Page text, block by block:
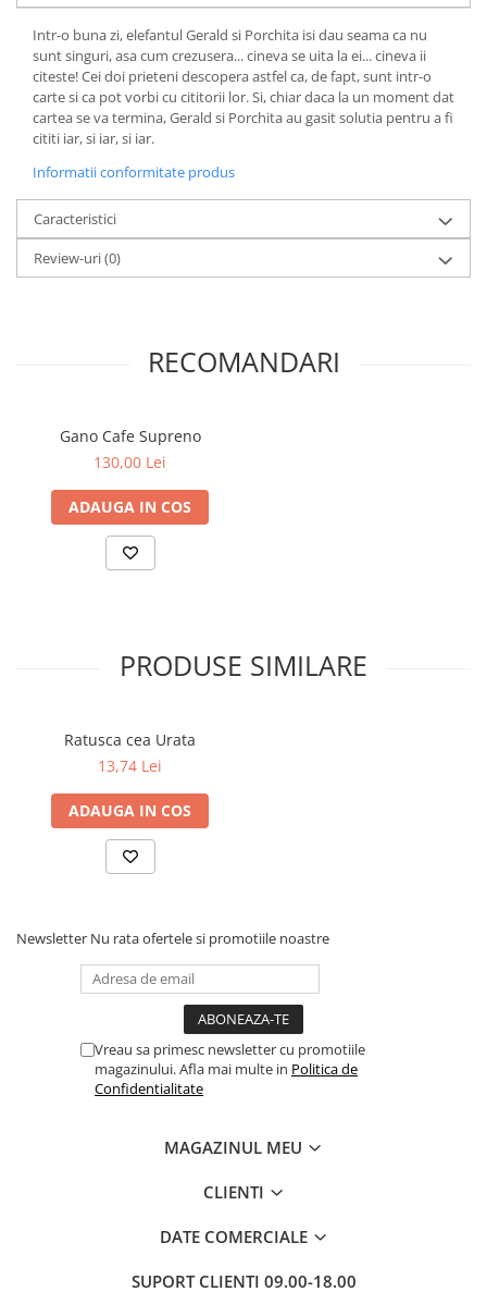
Intr-o buna zi, elefantul Gerald si Porchita isi dau seama ca nu
sunt singuri, asa cum crezusera... cineva se uita la ei... cineva ii
citeste! Cei doi prieteni descopera astfel ca, de fapt, sunt intr-o
carte si ca pot vorbi cu cititorii lor. Si, chiar daca la un moment dat
cartea se va termina, Gerald si Porchita au gasit solutia pentru a fi
cititi iar, si iar, si iar.
Informatii conformitate produs
Caracteristici
Review-uri(0)
RECOMANDARI
Gano Cafe Supreno
130,00 Lei
ADAUGA IN COS
PRODUSE SIMILARE
Ratusca cea Urata
13,74 Lei
ADAUGA IN COS
Newsletter Nu rata ofertele si promotiile noastre
Vreau sa primesc newsletter cu promotiile
magazinului. Afla mai multe in Politica de
Confidentialitate
MAGAZINUL MEU
CLIENTI
DATE COMERCIALE
SUPORT CLIENTI 09.00-18.00